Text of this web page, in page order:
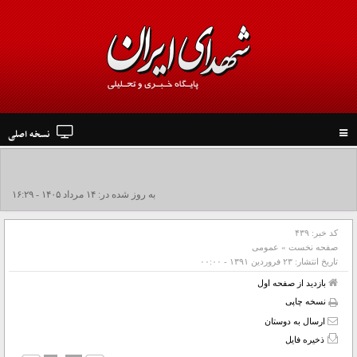
navigation
نسخه اصلی
به روز شده در: ۱۴ مرداد ۱۴۰۵ - ۱۶:۲۹
کد خبر: ۴۳۹
صفحه نخست » عمومی
تاریخ انتشار: ۲۳ فروردين ۱۳۹۱ - ۰۰:۰۰
بازدید از صفحه اول
نسخه چاپی
ارسال به دوستان
ذخیره فایل